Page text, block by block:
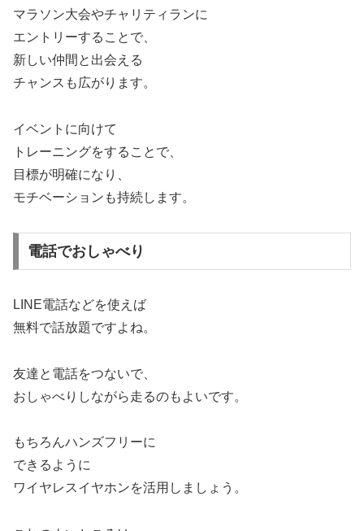
マラソン大会やチャリティランに
エントリーすることで、
新しい仲間と出会える
チャンスも広がります。
イベントに向けて
トレーニングをすることで、
目標が明確になり、
モチベーションも持続します。
電話でおしゃべり
LINE電話などを使えば
無料で話放題ですよね。
友達と電話をつないで、
おしゃべりしながら走るのもよいです。
もちろんハンズフリーに
できるように
ワイヤレスイヤホンを活用しましょう。